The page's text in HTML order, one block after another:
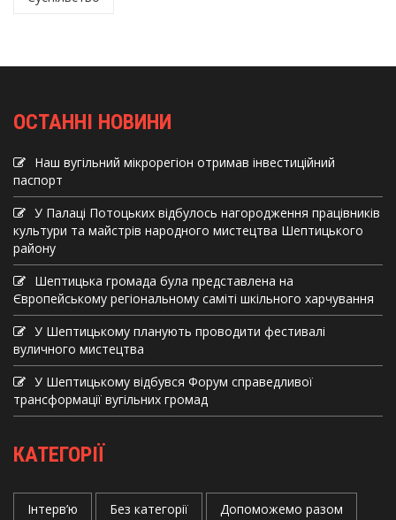
ОСТАННІ НОВИНИ
Наш вугільний мікрорегіон отримав інвеcтиційний
паспорт
У Палаці Потоцьких відбулось нагородження працівників
культури та майстрів народного мистецтва Шептицького
району
Шептицька громада була представлена на
Європейському регіональному саміті шкільного харчування
У Шептицькому планують проводити фестивалі
вуличного мистецтва
У Шептицькому відбувся Форум справедливої
трансформації вугільних громад
КАТЕГОРІЇ
Інтерв’ю Без категорії Допоможемо разом